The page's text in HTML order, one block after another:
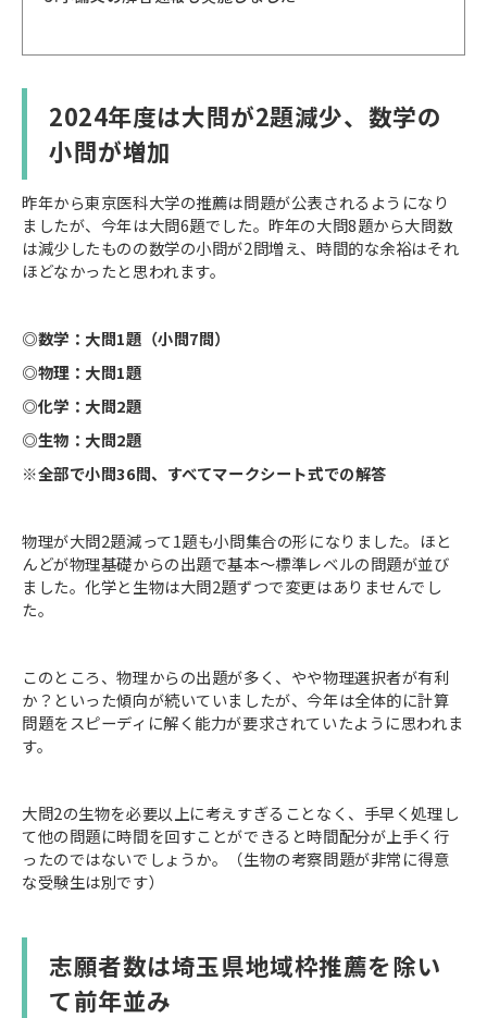
2024年度は大問が2題減少、数学の
小問が増加
昨年から東京医科大学の推薦は問題が公表されるようになり
ましたが、今年は大問6題でした。昨年の大問8題から大問数
は減少したものの数学の小問が2問増え、時間的な余裕はそれ
ほどなかったと思われます。
◎数学：大問1題（小問7問）
◎物理：大問1題
◎化学：大問2題
◎生物：大問2題
※全部で小問36問、すべてマークシート式での解答
物理が大問2題減って1題も小問集合の形になりました。ほと
んどが物理基礎からの出題で基本～標準レベルの問題が並び
ました。化学と生物は大問2題ずつで変更はありませんでし
た。
このところ、物理からの出題が多く、やや物理選択者が有利
か？といった傾向が続いていましたが、今年は全体的に計算
問題をスピーディに解く能力が要求されていたように思われま
す。
大問2の生物を必要以上に考えすぎることなく、手早く処理し
て他の問題に時間を回すことができると時間配分が上手く行
ったのではないでしょうか。（生物の考察問題が非常に得意
な受験生は別です）
志願者数は埼玉県地域枠推薦を除い
て前年並み